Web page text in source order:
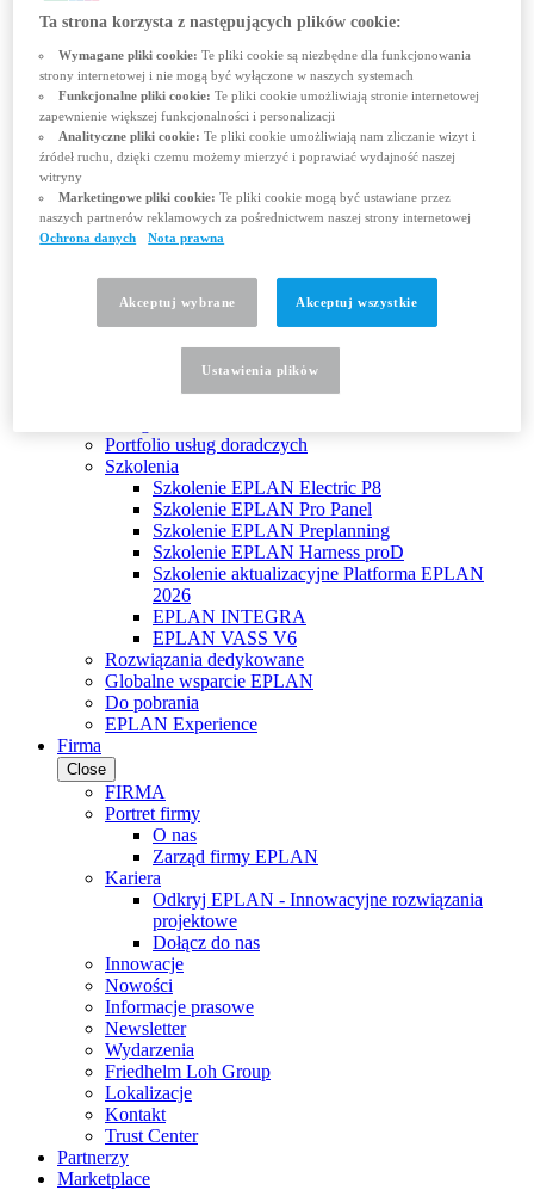
ROZWIĄZANIA
Platforma EPLAN
EPLAN Electric P8
Inżynieria hydrauliczna
EPLAN Pro Panel
EPLAN Smart Production
EPLAN Preplanning
EPLAN Engineering Configuration
EPLAN Harness proD
Integracje EPLAN dla systemów ERP, PDM i PLM
EPLAN Data Portal
Najczęściej zadawane pytania
EPLAN Collaboration Apps
Portfolio usług doradczych
Szkolenia
Szkolenie EPLAN Electric P8
Szkolenie EPLAN Pro Panel
Szkolenie EPLAN Preplanning
Szkolenie EPLAN Harness proD
Szkolenie aktualizacyjne Platforma EPLAN
2026
EPLAN INTEGRA
EPLAN VASS V6
Rozwiązania dedykowane
Globalne wsparcie EPLAN
Do pobrania
EPLAN Experience
Firma
Close
FIRMA
Portret firmy
O nas
Zarząd firmy EPLAN
Kariera
Odkryj EPLAN - Innowacyjne rozwiązania
projektowe
Dołącz do nas
Innowacje
Nowości
Informacje prasowe
Newsletter
Wydarzenia
Friedhelm Loh Group
Lokalizacje
Kontakt
Trust Center
Partnerzy
Marketplace
Ta strona korzysta z następujących plików cookie:
Wymagane pliki cookie: Te pliki cookie są niezbędne dla funkcjonowania
strony internetowej i nie mogą być wyłączone w naszych systemach
Funkcjonalne pliki cookie: Te pliki cookie umożliwiają stronie internetowej
zapewnienie większej funkcjonalności i personalizacji
Analityczne pliki cookie: Te pliki cookie umożliwiają nam zliczanie wizyt i
źródeł ruchu, dzięki czemu możemy mierzyć i poprawiać wydajność naszej
witryny
Marketingowe pliki cookie: Te pliki cookie mogą być ustawiane przez
naszych partnerów reklamowych za pośrednictwem naszej strony internetowej
Ochrona danych
Nota prawna
Akceptuj wybrane Akceptuj wszystkie
Ustawienia plikὀw